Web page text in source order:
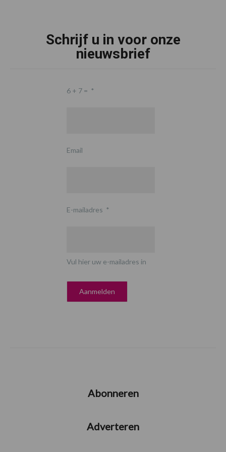
Schrijf u in voor onze
nieuwsbrief
6 + 7 = *
Email
E-mailadres *
Vul hier uw e-mailadres in
Abonneren
Adverteren